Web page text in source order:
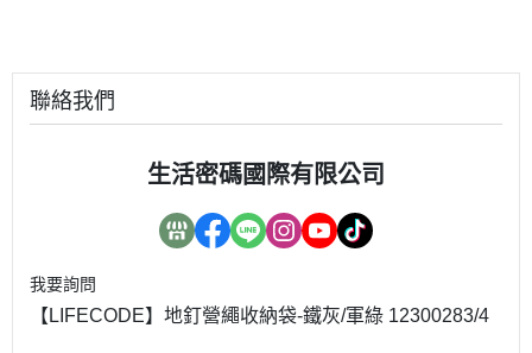
聯絡我們
生活密碼國際有限公司
我要詢問
【LIFECODE】地釘營繩收納袋-鐵灰/軍綠 12300283/4